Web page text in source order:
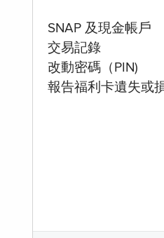
SNAP 及現金帳戶
交易記錄
改動密碼（PIN)
報告福利卡遺失或